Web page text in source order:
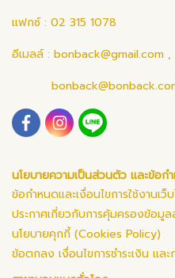
แฟกซ์ : 02 315 1078
อีเมลล์ : bonback@gmail.com ,
นโยบายความเป็นส่วนตัว และข้อก
ข้อกำหนดและเงื่อนไขการใช้งานเว็
ประกาศเกี่ยวกับการคุ้มครองข้อมู
นโยบายคุกกี้ (Cookies Policy)
ข้อตกลง เงื่อนไขการชำระเงิน แล